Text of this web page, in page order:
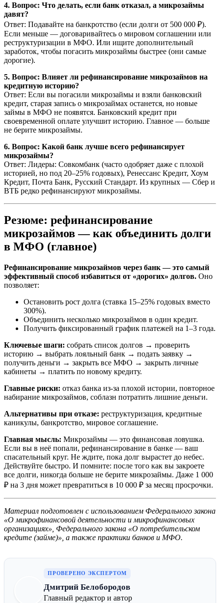
4. Вопрос: Что делать, если банк отказал, а микрозаймы
давят?
Ответ: Подавайте на банкротство (если долги от 500 000 ₽).
Если меньше — договаривайтесь о мировом соглашении или
реструктуризации в МФО. Или ищите дополнительный
заработок, чтобы погасить микрозаймы быстрее (они самые
дорогие).
5. Вопрос: Влияет ли рефинансирование микрозаймов на
кредитную историю?
Ответ: Если вы погасили микрозаймы и взяли банковский
кредит, старая запись о микрозаймах останется, но новые
займы в МФО не появятся. Банковский кредит при
своевременной оплате улучшит историю. Главное — больше
не берите микрозаймы.
6. Вопрос: Какой банк лучше всего рефинансирует
микрозаймы?
Ответ: Лидеры: Совкомбанк (часто одобряет даже с плохой
историей, но под 20–25% годовых), Ренессанс Кредит, Хоум
Кредит, Почта Банк, Русский Стандарт. Из крупных — Сбер и
ВТБ редко рефинансируют микрозаймы.
Резюме: рефинансирование
микрозаймов — как объединить долги
в МФО (главное)
Рефинансирование микрозаймов через банк — это самый
эффективный способ избавиться от «дорогих» долгов. Оно
позволяет:
Остановить рост долга (ставка 15–25% годовых вместо
300%).
Объединить несколько микрозаймов в один кредит.
Получить фиксированный график платежей на 1–3 года.
Ключевые шаги: собрать список долгов → проверить
историю → выбрать лояльный банк → подать заявку →
получить деньги → закрыть все МФО → закрыть личные
кабинеты → платить по новому кредиту.
Главные риски: отказ банка из-за плохой истории, повторное
набирание микрозаймов, соблазн потратить лишние деньги.
Альтернативы при отказе: реструктуризация, кредитные
каникулы, банкротство, мировое соглашение.
Главная мысль: Микрозаймы — это финансовая ловушка.
Если вы в неё попали, рефинансирование в банке — ваш
спасательный круг. Не ждите, пока долг вырастет до небес.
Действуйте быстро. И помните: после того как вы закроете
все долги, никогда больше не берите микрозаймы. Даже 1 000
₽ на 3 дня может превратиться в 10 000 ₽ за месяц просрочки.
Материал подготовлен с использованием Федерального закона
«О микрофинансовой деятельности и микрофинансовых
организациях», Федерального закона «О потребительском
кредите (займе)», а также практики банков и МФО.
ПРОВЕРЕНО ЭКСПЕРТОМ
Дмитрий Белобородов
Главный редактор и автор